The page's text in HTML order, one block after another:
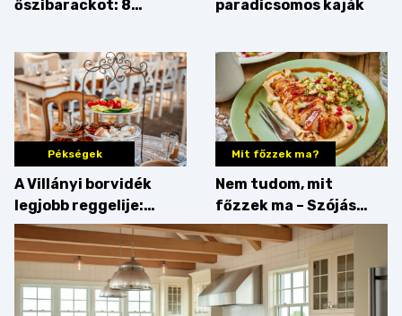
őszibarackot: 8
augusztusban
feltankolj belőle
paradicsomos kaják
Pékségek
A Villányi borvidék
legjobb reggelije:
kovászos kenyér és
gourmet pékáruk
Palkonyán
Mit főzzek ma?
Nem tudom, mit
főzzek ma – Szójás
sztori